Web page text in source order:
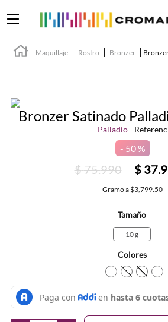
Maquillaje Rostro Bronzer
Bronzer Satinado
Palladio
50 %
$75.990 $ 37.
Gramoa $3,799.50
Tamaño
10 g
Colores